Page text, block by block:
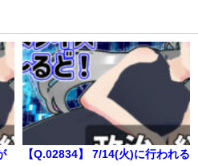
【Q.02834】 7/14(火)に行われる